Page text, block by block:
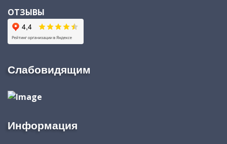
ОТЗЫВЫ
Слабовидящим
Информация